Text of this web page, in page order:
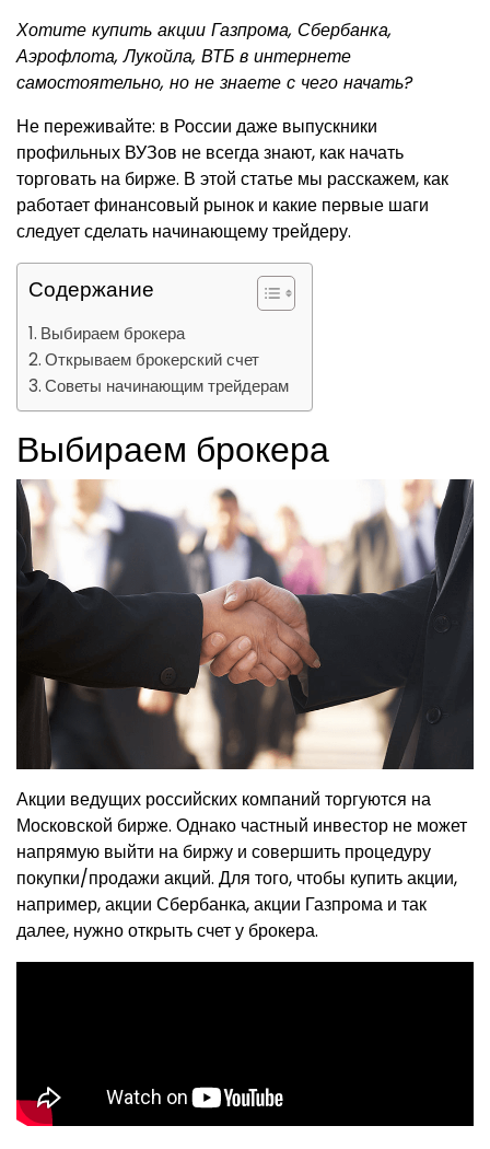
Хотите купить акции Газпрома, Сбербанка,
Аэрофлота, Лукойла, ВТБ в интернете
самостоятельно, но не знаете с чего начать?
Не переживайте: в России даже выпускники
профильных ВУЗов не всегда знают, как начать
торговать на бирже. В этой статье мы расскажем, как
работает финансовый рынок и какие первые шаги
следует сделать начинающему трейдеру.
Содержание
Выбираем брокера
Открываем брокерский счет
Советы начинающим трейдерам
Выбираем брокера
Акции ведущих российских компаний торгуются на
Московской бирже. Однако частный инвестор не может
напрямую выйти на биржу и совершить процедуру
покупки/продажи акций. Для того, чтобы купить акции,
например, акции Сбербанка, акции Газпрома и так
далее, нужно открыть счет у брокера.